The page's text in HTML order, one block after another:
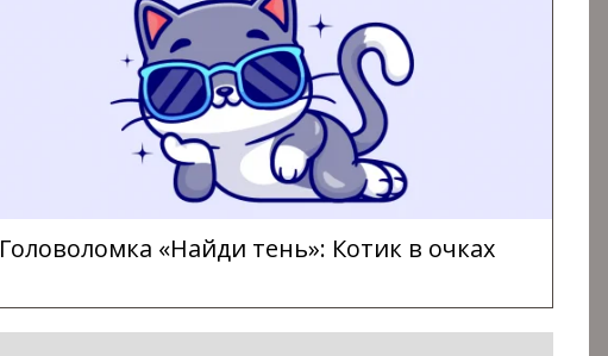
Головоломка «Найди тень»: Котик в очках